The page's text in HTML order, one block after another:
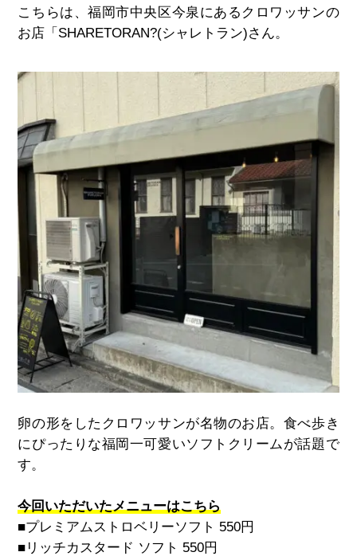
こちらは、福岡市中央区今泉にあるクロワッサンの
お店「 SHARETORAN?(シャレトラン)さん。
卵の形をしたクロワッサンが名物のお店。食べ歩き
にぴったりな福岡一可愛いソフトクリームが話題で
す。
今回いただいたメニューはこちら
■プレミアムストロベリーソフト 550円
■リッチカスタード ソフト 550円